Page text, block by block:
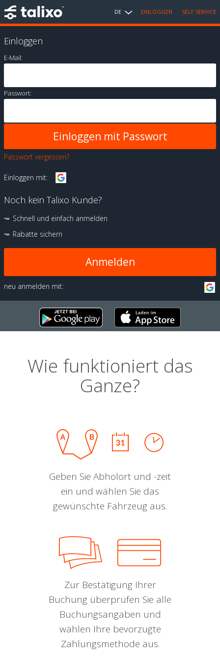
DE EINLOGGEN SELF SERVICE
Einloggen
E-Mail:
Passwort:
Passwort vergessen?
Einloggen mit:
Noch kein Talixo Kunde?
Schnell und einfach anmelden
Rabatte sichern
Anmelden
neu anmelden mit:
Wie funktioniert das
Ganze?
Geben Sie Abholort und -zeit
ein und wählen Sie das
gewünschte Fahrzeug aus.
Zur Bestätigung Ihrer
Buchung überprüfen Sie alle
Buchungsangaben und
wählen Ihre bevorzugte
Zahlungsmethode aus.